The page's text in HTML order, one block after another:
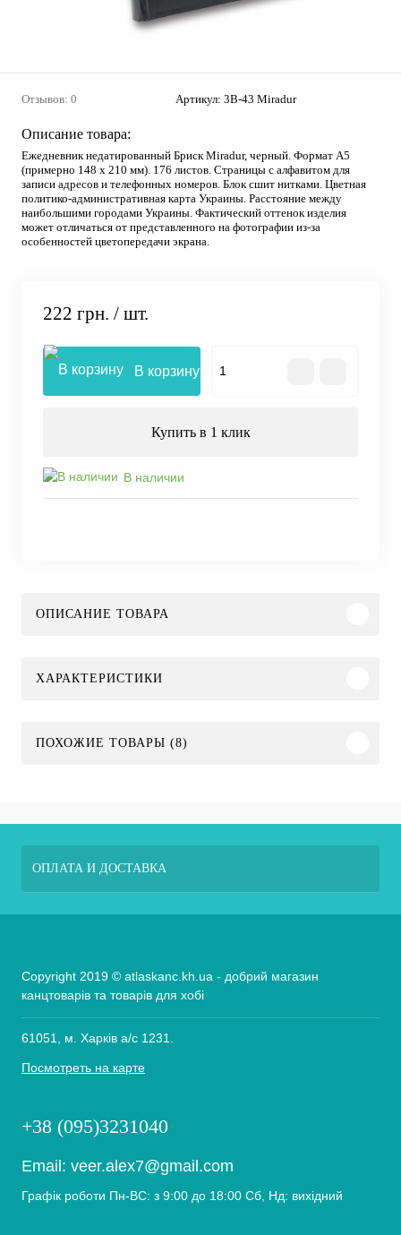
Отзывов: 0 Артикул: 3B-43 Miradur
Описание товара:
Ежедневник недатированный Бриск Miradur, черный. Формат А5
(примерно 148 х 210 мм). 176 листов. Страницы с алфавитом для
записи адресов и телефонных номеров. Блок сшит нитками. Цветная
политико-административная карта Украины. Расстояние между
наибольшими городами Украины. Фактический оттенок изделия
может отличаться от представленного на фотографии из-за
особенностей цветопередачи экрана.
222 грн. / шт.
В корзину
Купить в 1 клик
В наличии
ОПИСАНИЕ ТОВАРА
ХАРАКТЕРИСТИКИ
ПОХОЖИЕ ТОВАРЫ (8)
ОПЛАТА И ДОСТАВКА
Copyright 2019 © atlaskanc.kh.ua - добрий магазин
канцтоварів та товарів для хобі
61051, м. Харків а/с 1231.
Посмотреть на карте
+38 (095)3231040
Email: veer.alex7@gmail.com
Графік роботи Пн-ВС: з 9:00 до 18:00 Сб, Нд: вихідний